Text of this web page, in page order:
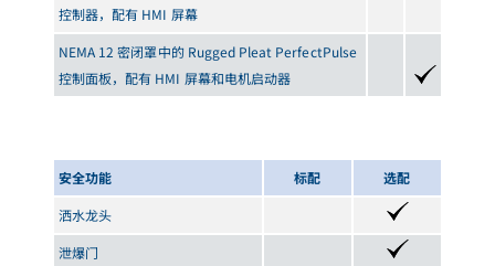
控制器，配有 HMI 屏幕
NEMA 12 密闭罩中的 Rugged Pleat PerfectPulse
控制面板，配有 HMI 屏幕和电机启动器
安全功能 标配
选配
洒水龙头
泄爆门